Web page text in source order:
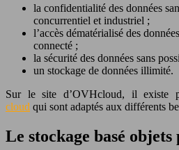
la confidentialité des données
concurrentiel et industriel ;
l’accès dématérialisé des
connecté ;
la sécurité des données sans
un stockage de données illimité.
Sur le site d’OVHcloud, il existe
cloud qui sont adaptés aux différents
Le stockage basé